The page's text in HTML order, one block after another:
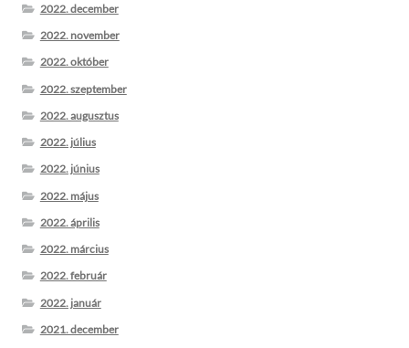
2022. december
2022. november
2022. október
2022. szeptember
2022. augusztus
2022. július
2022. június
2022. május
2022. április
2022. március
2022. február
2022. január
2021. december